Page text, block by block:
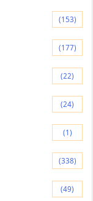
(153)
(177)
(22)
(24)
(1)
(338)
(49)